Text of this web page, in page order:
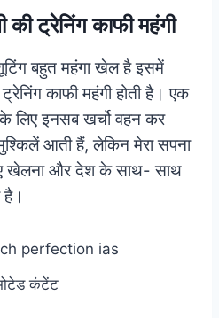
ट्रेनिंग काफी महंगी
बहुत महंगा खेल है इसमें
काफी महंगी होती है। एक
लिए इनसब खर्चो वहन कर
आती हैं, लेकिन मेरा सपना
खेलना और देश के साथ- साथ
है।
कंटेंट